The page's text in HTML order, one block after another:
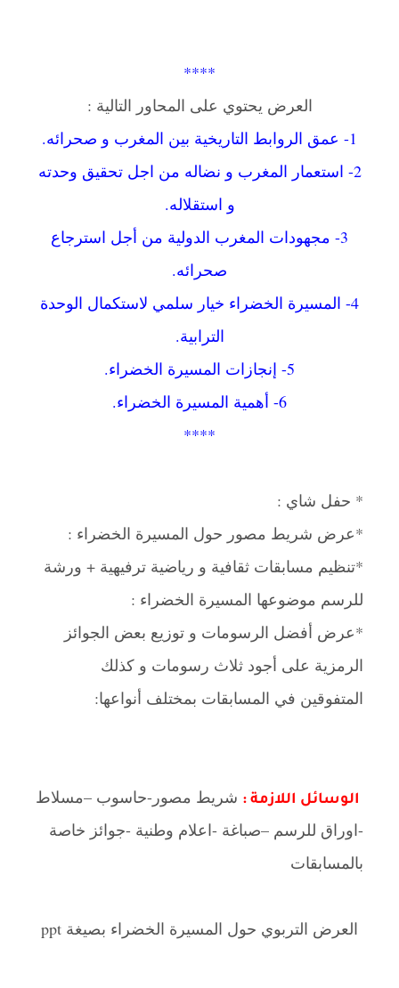
****
العرض يحتوي على المحاور التالية :
1- عمق الروابط التاريخية بين المغرب و صحرائه.
2- استعمار المغرب و نضاله من اجل تحقيق وحدته
و استقلاله.
3- مجهودات المغرب الدولية من أجل استرجاع
صحرائه.
4- المسيرة الخضراء خيار سلمي لاستكمال الوحدة
الترابية.
5- إنجازات المسيرة الخضراء.
6- أهمية المسيرة الخضراء.
****
* حفل شاي :
*عرض شريط مصور حول المسيرة الخضراء :
*تنظيم مسابقات ثقافية و رياضية ترفيهية + ورشة
للرسم موضوعها المسيرة الخضراء :
*عرض أفضل الرسومات و توزيع بعض الجوائز
الرمزية على أجود ثلاث رسومات و كذلك
المتفوقين في المسابقات بمختلف أنواعها:
الوسائل اللازمة : شريط مصور-حاسوب –مسلاط
-اوراق للرسم –صباغة -اعلام وطنية -جوائز خاصة
بالمسابقات
العرض التربوي حول المسيرة الخضراء بصيغة ppt